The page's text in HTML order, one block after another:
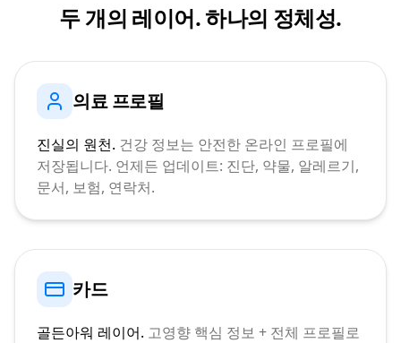
두 개의 레이어. 하나의 정체성.
의료 프로필
진실의 원천. 건강 정보는 안전한 온라인 프로필에
저장됩니다. 언제든 업데이트: 진단, 약물, 알레르기,
문서, 보험, 연락처.
카드
골든아워 레이어. 고영향 핵심 정보 + 전체 프로필로